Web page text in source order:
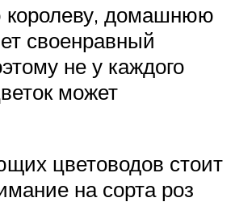
королеву, домашнюю
своенравный
не у каждого
может
цветоводов стоит
на сорта роз